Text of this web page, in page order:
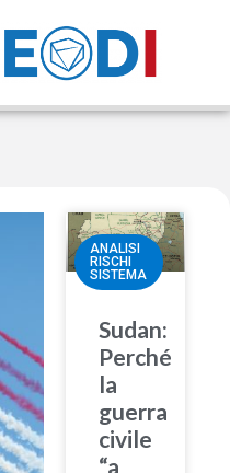
ANALISI
RISCHI
SISTEMA
Sudan:
Perché
la
guerra
civile
“a